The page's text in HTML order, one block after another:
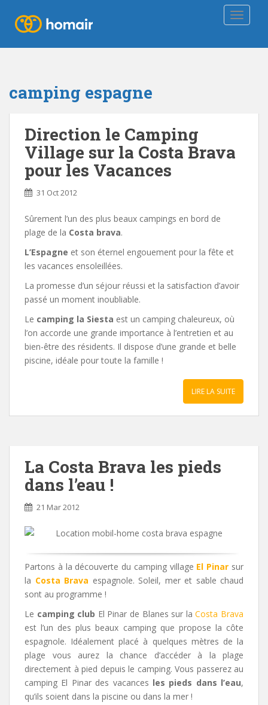
camping espagne
Direction le Camping
Village sur la Costa Brava
pour les Vacances
31 Oct 2012
Sûrement l’un des plus beaux campings en bord de
plage de la Costa brava.
L’Espagne et son éternel engouement pour la fête et
les vacances ensoleillées.
La promesse d’un séjour réussi et la satisfaction d’avoir
passé un moment inoubliable.
Le camping la Siesta est un camping chaleureux, où
l’on accorde une grande importance à l’entretien et au
bien-être des résidents. Il dispose d’une grande et belle
piscine, idéale pour toute la famille !
LIRE LA SUITE
La Costa Brava les pieds
dans l’eau !
21 Mar 2012
Partons à la découverte du camping village El Pinar sur
la Costa Brava espagnole. Soleil, mer et sable chaud
sont au programme !
Le camping club El Pinar de Blanes sur laCosta Brava
est l’un des plus beaux camping que propose la côte
espagnole. Idéalement placé à quelques mètres de la
plage vous aurez la chance d’accéder à la plage
directement à pied depuis le camping. Vous passerez au
camping El Pinar des vacances les pieds dans l’eau,
qu’ils soient dans la piscine ou dans la mer !